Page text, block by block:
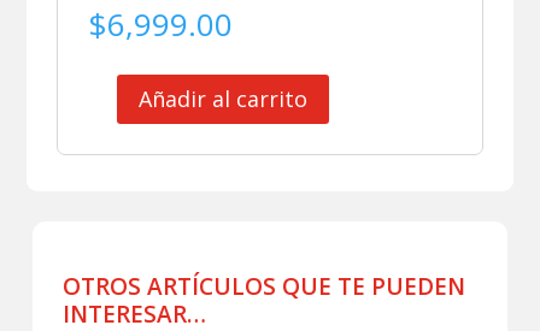
$6,999.00
SELECCION
COPA
ORO
Añadir al carrito
OTROS ARTÍCULOS QUE TE PUEDEN
INTERESAR…